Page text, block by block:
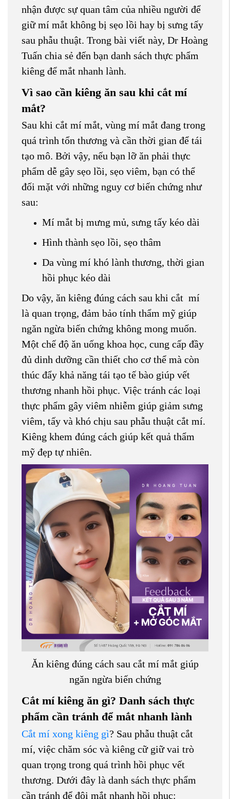
nhận được sự quan tâm của nhiều người để
giữ mí mắt không bị sẹo lồi hay bị sưng tấy
sau phẫu thuật. Trong bài viết này, Dr Hoàng
Tuấn chia sẻ đến bạn danh sách thực phẩm
kiêng để mắt nhanh lành.
Vì sao cần kiêng ăn sau khi cắt mí
mắt?
Sau khi cắt mí mắt, vùng mí mắt đang trong
quá trình tổn thương và cần thời gian để tái
tạo mô. Bởi vậy, nếu bạn lỡ ăn phải thực
phẩm dễ gây sẹo lồi, sẹo viêm, bạn có thể
đối mặt với những nguy cơ biến chứng như
sau:
Mí mắt bị mưng mủ, sưng tấy kéo dài
Hình thành sẹo lồi, sẹo thâm
Da vùng mí khó lành thương, thời gian
hồi phục kéo dài
Do vậy, ăn kiêng đúng cách sau khi cắt mí
là quan trọng, đảm bảo tính thẩm mỹ giúp
ngăn ngừa biến chứng không mong muốn.
Một chế độ ăn uống khoa học, cung cấp đầy
đủ dinh dưỡng cần thiết cho cơ thể mà còn
thúc đẩy khả năng tái tạo tế bào giúp vết
thương nhanh hồi phục. Việc tránh các loại
thực phẩm gây viêm nhiễm giúp giảm sưng
viêm, tấy và khó chịu sau phẫu thuật cắt mí.
Kiêng khem đúng cách giúp kết quả thẩm
mỹ đẹp tự nhiên.
Ăn kiêng đúng cách sau cắt mí mắt giúp
ngăn ngừa biến chứng
Cắt mí kiêng ăn gì? Danh sách thực
phẩm cần tránh để mắt nhanh lành
Cắt mí xong kiêng gì? Sau phẫu thuật cắt
mí, việc chăm sóc và kiêng cữ giữ vai trò
quan trọng trong quá trình hồi phục vết
thương. Dưới đây là danh sách thực phẩm
cần tránh để đôi mắt nhanh hồi phục: